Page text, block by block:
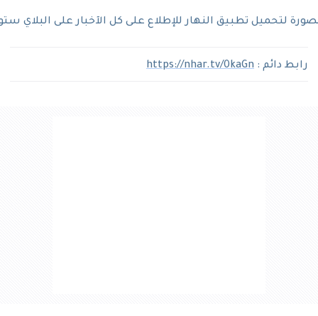
لتحميل تطبيق النهار للإطلاع على كل الآخبار على البلاي
رابط دائم : https://nhar.tv/0kaGn